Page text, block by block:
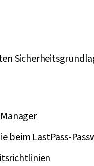
beim LastPass-